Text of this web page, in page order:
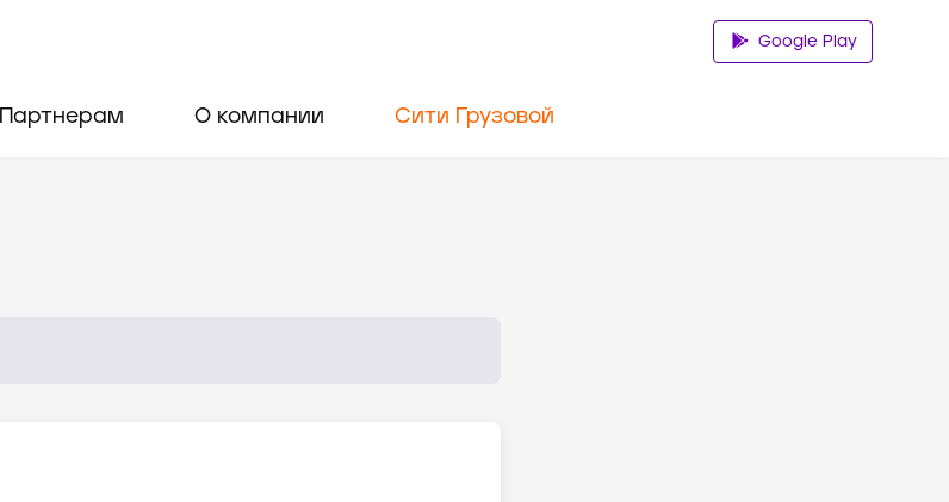
Google Play
Партнерам О компании Сити Грузовой